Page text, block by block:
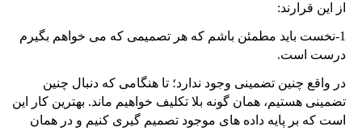
از این قرارند:
1-نخست باید مطمئن باشم که هر تصمیمی که می خواهم بگیرم
درست است.
در واقع چنین تضمینی وجود ندارد؛ تا هنگامی که دنبال چنین
تضمینی هستیم، همان گونه بلا تکلیف خواهیم ماند. بهترین کار این
است که بر پایه داده های موجود تصمیم گیری کنیم و در همان